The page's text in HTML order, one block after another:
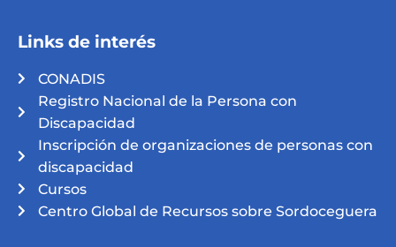
Links de interés
CONADIS
Registro Nacional de la Persona con
Discapacidad
Inscripción de organizaciones de personas con
discapacidad
Cursos
Centro Global de Recursos sobre Sordoceguera